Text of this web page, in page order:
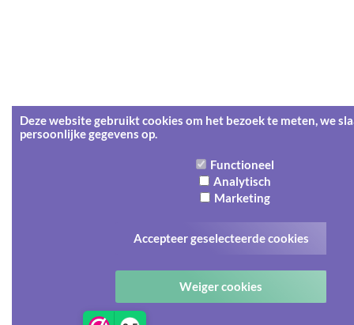
Deze website gebruikt cookies om het bezoek te meten, we
persoonlijke gegevens op.
Functioneel
Analytisch
Marketing
Accepteer geselecteerde cookies
Weiger cookies